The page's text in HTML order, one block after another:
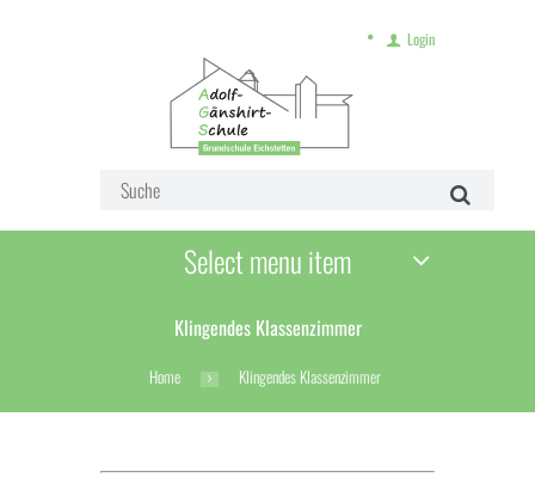
Login
Select menu item
Klingendes Klassenzimmer
Home Klingendes Klassenzimmer